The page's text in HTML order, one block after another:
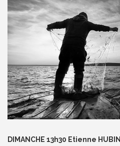
DIMANCHE 13h30 Etienne HUBIN